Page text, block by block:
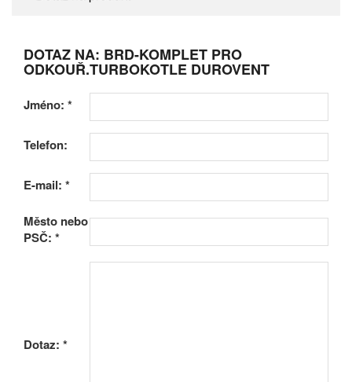
DOTAZ NA: BRD-KOMPLET PRO
ODKOUŘ.TURBOKOTLE DUROVENT
Jméno: *
Telefon:
E-mail: *
Město nebo
PSČ: *
Dotaz: *